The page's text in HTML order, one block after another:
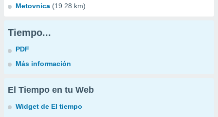
Metovnica (19.28 km)
Tiempo...
PDF
Más información
El Tiempo en tu Web
Widget de El tiempo